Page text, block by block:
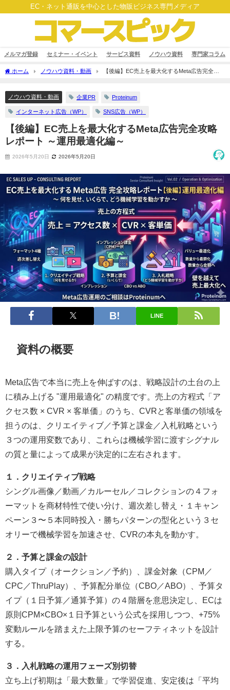
EC・ネット通販を中心とした物販ビジネス専門メディア
メルマガ登録 セミナー・イベント サービス資料 ノウハウ資料 専門家コラム
ホーム ノウハウ資料・動画
【後編】EC売上を最大化するMeta広告完全攻
ノウハウ資料・動画 企業PR Proteinum
インターネット広告（WP） SNS広告（WP）
【後編】EC売上を最大化するMeta広告完全攻略
レポート ～運用最適化編～
2026年5月20日 2026年5月20日
LINE
資料の概要
Meta広告で本当に売上を伸ばすのは、戦略設計の土台の上
に積み上げる "運用最適化" の精度です。売上の方程式「ア
クセス数 × CVR × 客単価」のうち、CVRと客単価の領域を
担うのは、クリエイティブ／予算と課金／入札戦略という
３つの運用変数であり、これらは機械学習に渡すシグナル
の質と量によって成果が決定的に左右されます。
１．クリエイティブ戦略
シングル画像／動画／カルーセル／コレクションの４フォ
ーマットを商材特性で使い分け、週次差し替え・１キャン
ペーン３〜５本同時投入・勝ちパターンの型化という３セ
オリーで機械学習を加速させ、CVRの本丸を動かす。
２．予算と課金の設計
購入タイプ（オークション／予約）、課金対象（CPM／
CPC／ThruPlay）、予算配分単位（CBO／ABO）、予算タ
イプ（１日予算／通算予算）の４階層を意思決定し、ECは
原則CPM×CBO×１日予算という公式を採用しつつ、+75%
変動ルールを踏まえた上限予算のセーフティネットを設計
する。
３．入札戦略の運用フェーズ別切替
立ち上げ初期は「最大数量」で学習促進、安定後は「平均